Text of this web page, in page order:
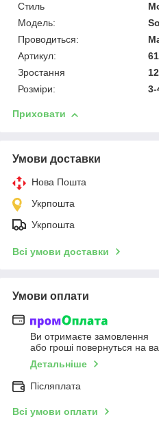
Стиль
Модель:
Проводиться:
Артикул:
Зростання
Розміри:
3-
Приховати
Умови доставки
Нова Пошта
Укрпошта
Укрпошта
Всі умови доставки
Умови оплати
Ви отримаєте замовлення
або гроші повернуться на
Детальніше
Післяплата
Всі умови оплати